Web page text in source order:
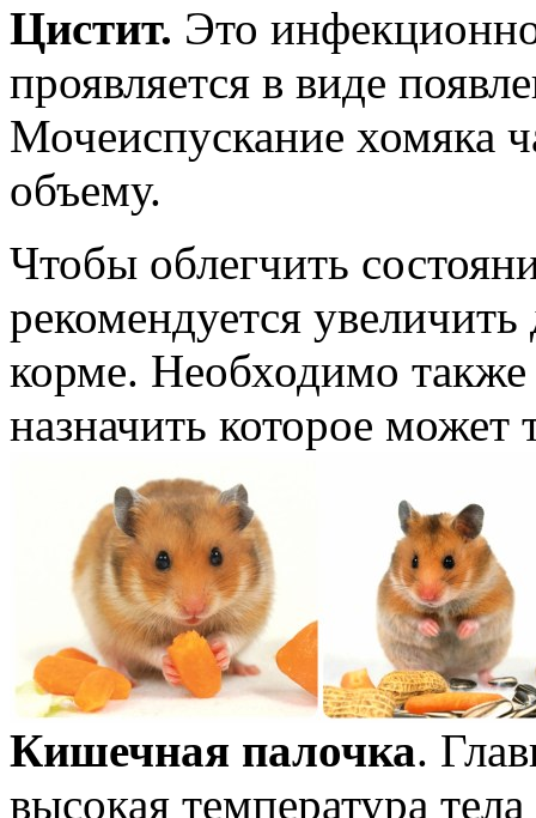
Цистит. Это
проявляется в виде
Мочеиспускание хомяка
объему.
Чтобы облегчить
рекомендуется
корме. Необходимо также
назначить которое может
Кишечная палочка.
высокая температура